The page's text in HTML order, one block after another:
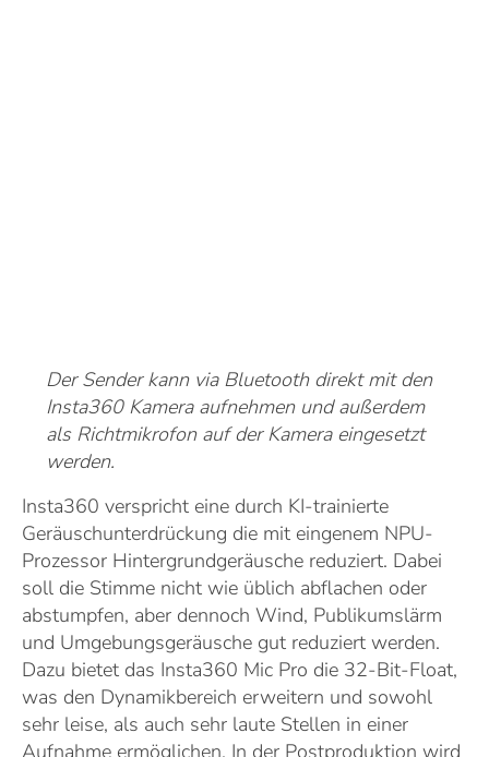
Der Sender kann via Bluetooth direkt mit den
Insta360 Kamera aufnehmen und außerdem
als Richtmikrofon auf der Kamera eingesetzt
werden.
Insta360 verspricht eine durch KI-trainierte
Geräuschunterdrückung die mit eingenem NPU-
Prozessor Hintergrundgeräusche reduziert. Dabei
soll die Stimme nicht wie üblich abflachen oder
abstumpfen, aber dennoch Wind, Publikumslärm
und Umgebungsgeräusche gut reduziert werden.
Dazu bietet das Insta360 Mic Pro die 32-Bit-Float,
was den Dynamikbereich erweitern und sowohl
sehr leise, als auch sehr laute Stellen in einer
Aufnahme ermöglichen. In der Postproduktion wird